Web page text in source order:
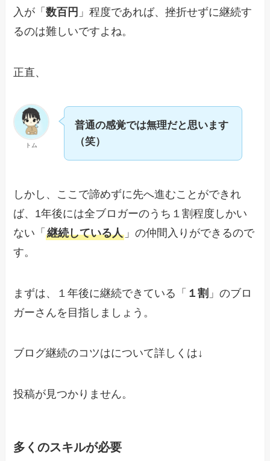
入が「数百円 」程度であれば、挫折せずに継続す
るのは難しいですよね。
正直、
トム
普通の感覚では無理だと思います
（笑）
しかし、ここで諦めずに先へ進むことができれ
ば、1年後には全ブロガーのうち１割程度しかい
ない「継続している人 」の仲間入りができるので
す。
まずは、１年後に継続できている「 １割 」のブロ
ガーさんを目指しましょう。
ブログ継続のコツはについて詳しくは↓
投稿が見つかりません。
多くのスキルが必要